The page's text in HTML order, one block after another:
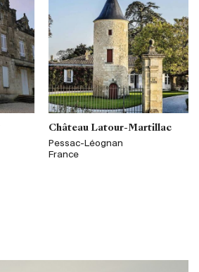
Château Latour-Martillac
Pessac-Léognan
France